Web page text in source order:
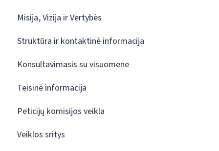
Misija, Vizija ir Vertybės
Struktūra ir kontaktinė informacija
Konsultavimasis su visuomene
Teisinė informacija
Peticijų komisijos veikla
Veiklos sritys